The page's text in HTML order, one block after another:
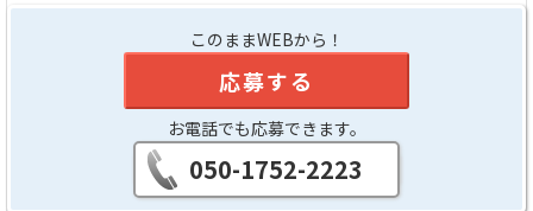
このままWEBから！
応募する
お電話でも応募できます。
050-1752-2223